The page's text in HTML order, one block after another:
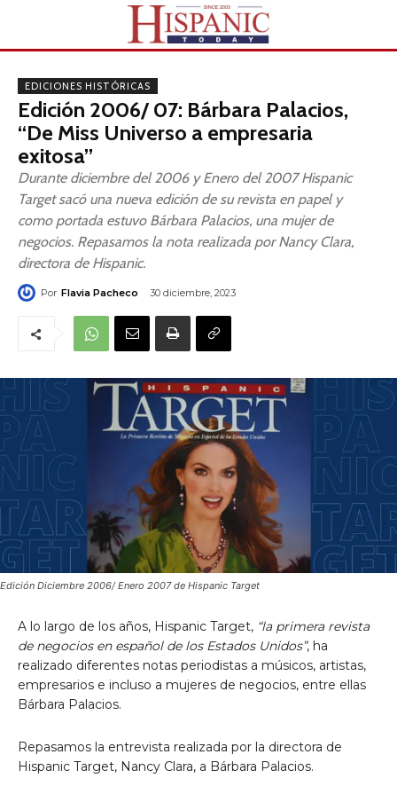
EDICIONES HISTÓRICAS
Edición 2006/ 07: Bárbara Palacios,
“De Miss Universo a empresaria
exitosa”
Durante diciembre del 2006 y Enero del 2007 Hispanic
Target sacó una nueva edición de su revista en papel y
como portada estuvo Bárbara Palacios, una mujer de
negocios. Repasamos la nota realizada por Nancy Clara,
directora de Hispanic.
Por Flavia Pacheco 30 diciembre, 2023
Edición Diciembre 2006/ Enero 2007 de Hispanic Target
A lo largo de los años, Hispanic Target, “la primera revista
de negocios en español de los Estados Unidos”, ha
realizado diferentes notas periodistas a músicos, artistas,
empresarios e incluso a mujeres de negocios, entre ellas
Bárbara Palacios.
Repasamos la entrevista realizada por la directora de
Hispanic Target, Nancy Clara, a Bárbara Palacios.